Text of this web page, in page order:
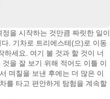
을 시작하는 것만큼 짜릿한 일이
. 기차로 트리에스테(으)로 이동
하세요. 여기 볼 것과 할 것이 너
을 잘 보기 위해 적어도 이틀 이
며칠을 보낸 후에는 더 많은 이
를 타고 편안하게 탐험을 계속할